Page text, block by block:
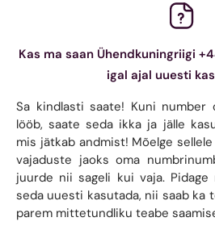
Kas ma saan Ühendkuningriigi
igal ajal uuesti
Sa kindlasti saate! Kuni
lööb, saate seda ikka ja jälle
mis jätkab andmist! Mõelge
vajaduste jaoks oma
juurde nii sageli kui vaja.
seda uuesti kasutada, nii saab ka
parem mittetundliku teabe